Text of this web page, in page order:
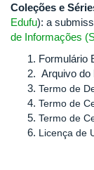
Coleções e
Edufu): a
de Informações
Formulário
Arquivo do
Termo de
Termo de
Termo de
Licença